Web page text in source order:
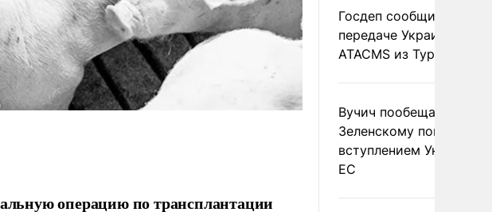
операцию по трансплантации
Госдеп сообщил о
передаче Украине
ATACMS из Турции
Вучич пообещал
Зеленскому помочь со
вступлением Украины в
ЕС